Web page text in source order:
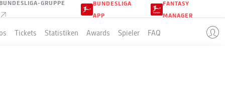
BUNDESLIGA-GRUPPE
BUNDESLIGA
APP
FANTASY
MANAGER
Tickets Statistiken Awards Spieler FAQ